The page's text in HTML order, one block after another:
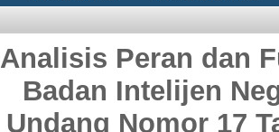
Analisis Peran dan
Badan Intelijen
Undang Nomor 17